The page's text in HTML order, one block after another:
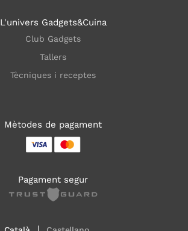
L'univers Gadgets&Cuina
Club Gadgets
Tallers
Tècniques i receptes
Mètodes de pagament
Pagament segur